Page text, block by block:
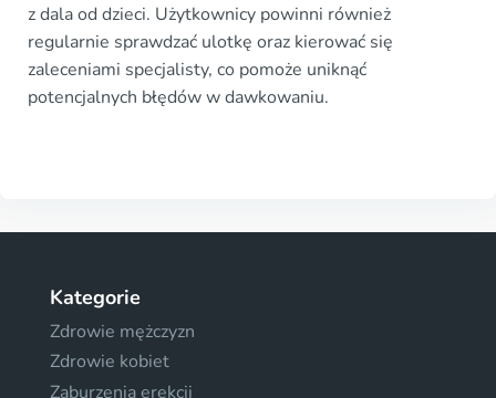
z dala od dzieci. Użytkownicy powinni również
regularnie sprawdzać ulotkę oraz kierować się
zaleceniami specjalisty, co pomoże uniknąć
potencjalnych błędów w dawkowaniu.
Kategorie
Zdrowie mężczyzn
Zdrowie kobiet
Zaburzenia erekcji